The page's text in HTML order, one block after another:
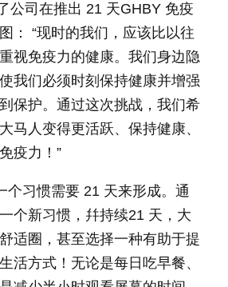
公司在推出 21 天GHBY 免疫
： “现时的我们，应该比以往
视免疫力的健康。我们身边隐
我们必须时刻保持健康并增强
保护。通过这次挑战，我们希
马人变得更活跃、保持健康、
疫力！”
个习惯需要 21 天来形成。通
个新习惯，幷持续21 天，大
适圈，甚至选择一种有助于提
活方式！无论是每日吃早餐、